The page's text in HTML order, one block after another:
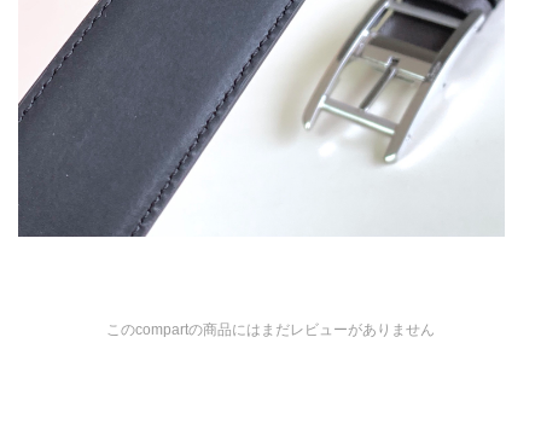
このcompartの商品にはまだレビューがありません